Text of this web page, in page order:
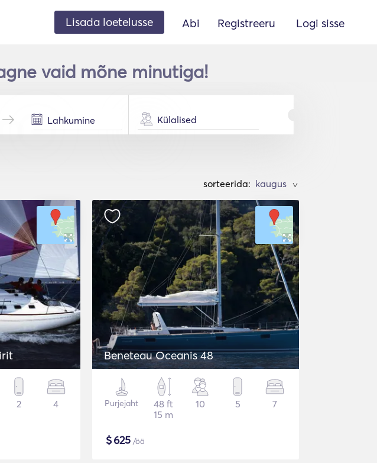
Lisada loetelusse Abi Registreeru Logi sisse
vaid mõne minutiga!
Külalised
sorteerida: >
2 4
Beneteau Oceanis 48
Purjejaht
48 ft
15 m
10 5 7
$625 /öö